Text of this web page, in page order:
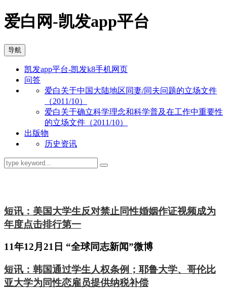
爱白网-凯发app平台
导航
凯发app平台-凯发k8手机网页
问答
爱白关于中国大陆地区同妻/同夫问题的立场文件
（2011/10）
爱白关于确立科学理念和科学普及在工作中重要性
的立场文件（2011/10）
出版物
历史资讯
短讯：美国大学生反对禁止同性婚姻作证视频成为
年度点击排行第一
11年12月21日 “全球同志新闻”微博
短讯：韩国通过学生人权条例；耶鲁大学、哥伦比
亚大学为同性恋雇员提供纳税补偿